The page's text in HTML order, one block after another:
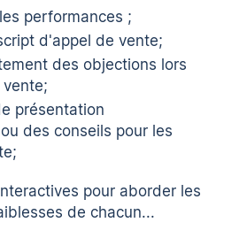
performances ;
d'appel de vente;
des objections lors
;
présentation
des conseils pour les
;
pour aborder les
de chacun...